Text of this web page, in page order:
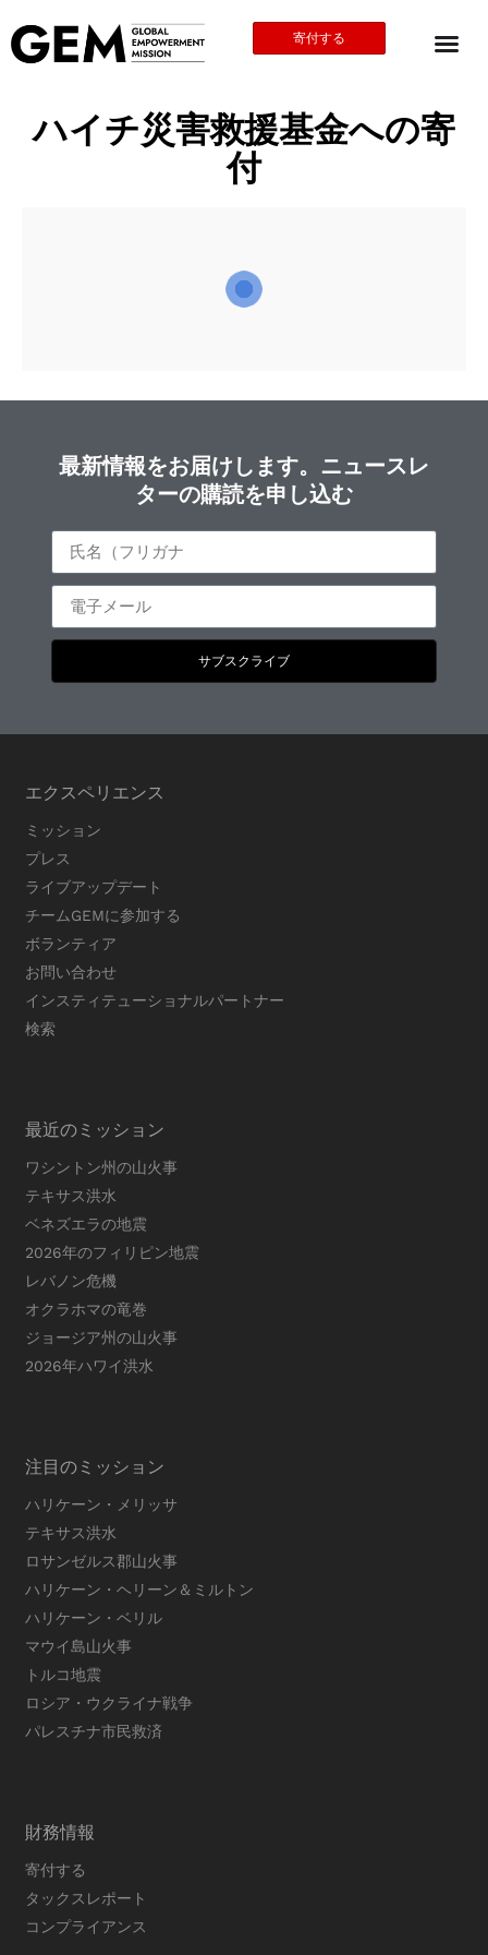
寄付する
ハイチ災害救援基金への寄
付
最新情報をお届けします。ニュースレ
ターの購読を申し込む
サブスクライブ
エクスペリエンス
ミッション
プレス
ライブアップデート
チームGEMに参加する
ボランティア
お問い合わせ
インスティテューショナルパートナー
検索
最近のミッション
ワシントン州の山火事
テキサス洪水
ベネズエラの地震
2026年のフィリピン地震
レバノン危機
オクラホマの竜巻
ジョージア州の山火事
2026年ハワイ洪水
注目のミッション
ハリケーン・メリッサ
テキサス洪水
ロサンゼルス郡山火事
ハリケーン・ヘリーン＆ミルトン
ハリケーン・ベリル
マウイ島山火事
トルコ地震
ロシア・ウクライナ戦争
パレスチナ市民救済
財務情報
寄付する
タックスレポート
コンプライアンス